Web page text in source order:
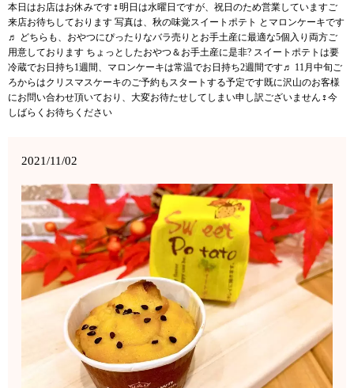
本日はお店はお休みです‍♀️明日は水曜日ですが、祝日のため営業しています️ご
来店お待ちしております 写真は、秋の味覚スイートポテト とマロンケーキです
♬ どちらも、おやつにぴったりなバラ売りとお手土産に最適な5個入り両方ご
用意しております ちょっとしたおやつ＆お手土産に是非? スイートポテトは要
冷蔵でお日持ち1週間、マロンケーキは常温でお日持ち2週間です♬ 11月中旬ご
ろからはクリスマスケーキのご予約もスタートする予定です既に沢山のお客様
にお問い合わせ頂いており、大変お待たせしてしまい申し訳ございません‍♀️今
しばらくお待ちください
2021/11/02